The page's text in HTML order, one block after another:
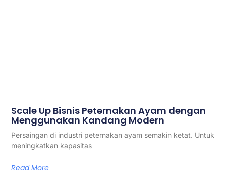
Scale Up Bisnis Peternakan Ayam dengan
Menggunakan Kandang Modern
Persaingan di industri peternakan ayam semakin ketat. Untuk
meningkatkan kapasitas
Read More